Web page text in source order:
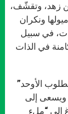
من زهد، وتقشّف،
ونكران
في سبيل
في الذات
الأوحد”
ويسعى إلى
إلى “ملء